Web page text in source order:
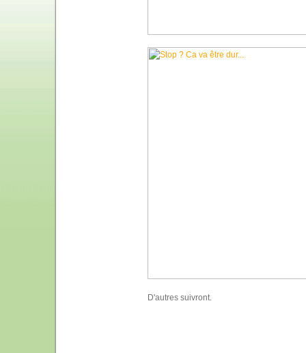
D'autres suivront.